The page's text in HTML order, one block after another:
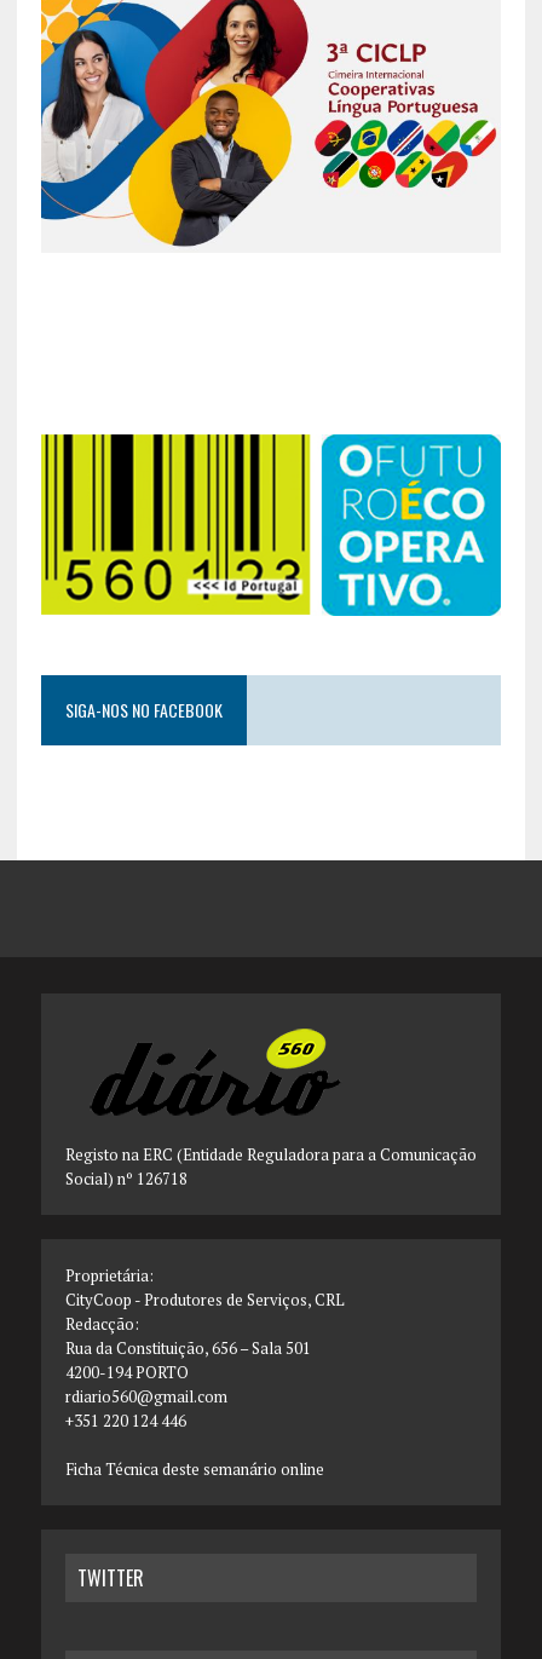
SIGA-NOS NO FACEBOOK
Registo na ERC (Entidade Reguladora para a Comunicação
Social) nº 126718
Proprietária:
CityCoop - Produtores de Serviços, CRL
Redacção:
Rua da Constituição, 656 – Sala 501
4200-194 PORTO
rdiario560@gmail.com
+351 220 124 446
Ficha Técnica deste semanário online
TWITTER